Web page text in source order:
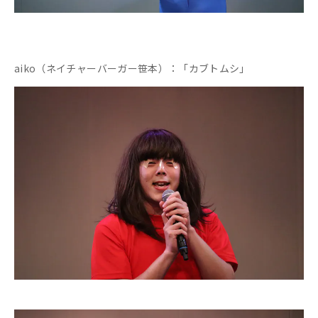
aiko（ネイチャーバーガー笹本）：「カブトムシ」